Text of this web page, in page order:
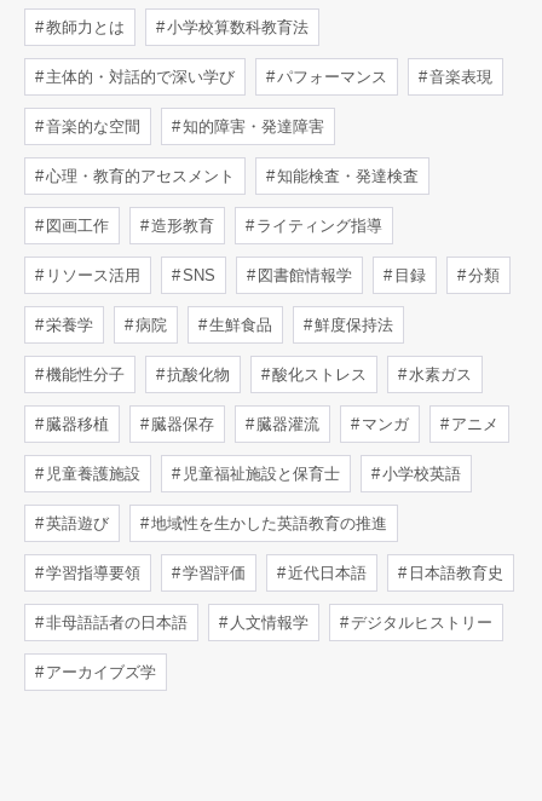
教師力とは 小学校算数科教育法
主体的・対話的で深い学び パフォーマンス 音楽表現
音楽的な空間 知的障害・発達障害
心理・教育的アセスメント 知能検査・発達検査
図画工作 造形教育 ライティング指導
リソース活用 SNS 図書館情報学 目録 分類
栄養学 病院 生鮮食品 鮮度保持法
機能性分子 抗酸化物 酸化ストレス 水素ガス
臓器移植 臓器保存 臓器灌流 マンガ アニメ
児童養護施設 児童福祉施設と保育士 小学校英語
英語遊び 地域性を生かした英語教育の推進
学習指導要領 学習評価 近代日本語 日本語教育史
非母語話者の日本語 人文情報学 デジタルヒストリー
アーカイブズ学